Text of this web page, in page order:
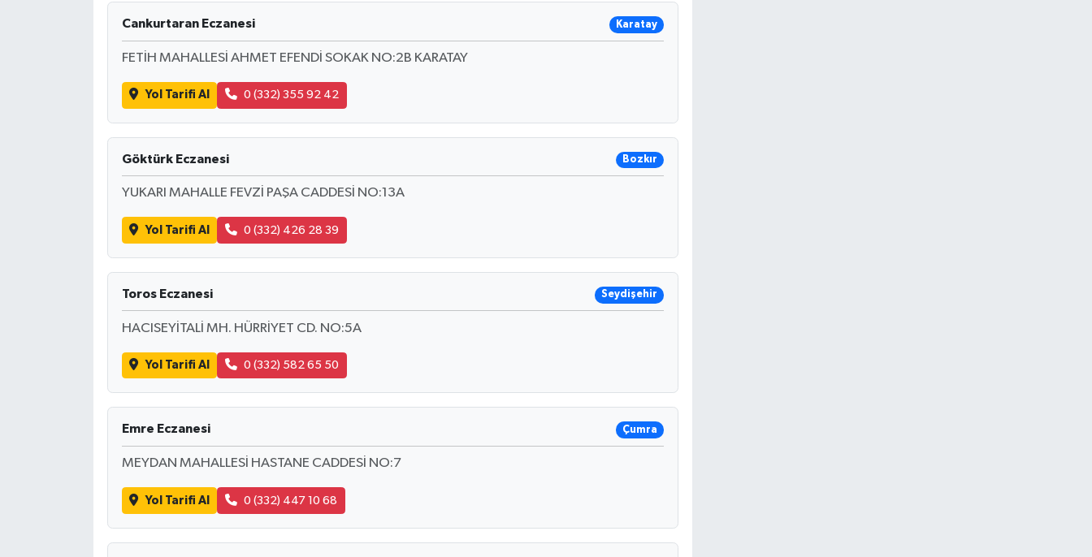
Cankurtaran Eczanesi Karatay
FETİH MAHALLESİ AHMET EFENDİ SOKAK NO:2B KARATAY
Yol Tarifi Al 0 (332) 355 92 42
Göktürk Eczanesi Bozkır
YUKARI MAHALLE FEVZİ PAŞA CADDESİ NO:13A
Yol Tarifi Al 0 (332) 426 28 39
Toros Eczanesi Seydişehir
HACISEYİTALİ MH. HÜRRİYET CD. NO:5A
Yol Tarifi Al 0 (332) 582 65 50
Emre Eczanesi Çumra
MEYDAN MAHALLESİ HASTANE CADDESİ NO:7
Yol Tarifi Al 0 (332) 447 10 68